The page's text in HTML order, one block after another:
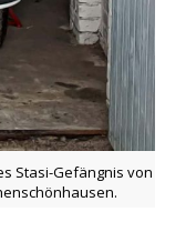
Stasi-Gefängnis von